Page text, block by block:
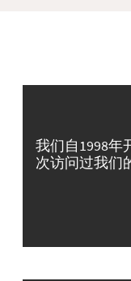
我们自1998年
次访问过我们